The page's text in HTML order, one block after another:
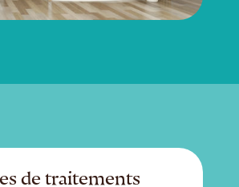
de traitements